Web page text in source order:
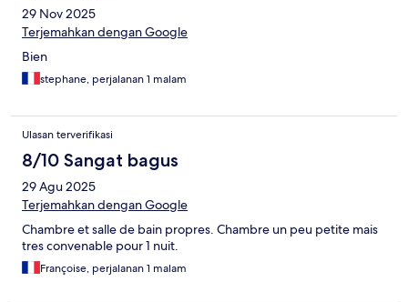
29 Nov 2025
Terjemahkan dengan Google
Bien
stephane, perjalanan 1 malam
Ulasan terverifikasi
8/10 Sangat bagus
29 Agu 2025
Terjemahkan dengan Google
Chambre et salle de bain propres. Chambre un peu petite mais
tres convenable pour 1 nuit.
Françoise, perjalanan 1 malam